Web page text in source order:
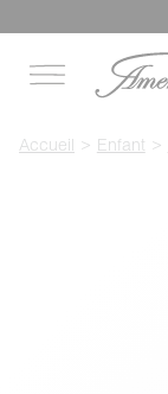
Accueil Enfant